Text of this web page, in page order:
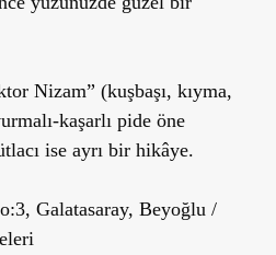
Nizam” (kuşbaşı, kıyma,
kaşarlı pide öne
ise ayrı bir hikâye.
Galatasaray, Beyoğlu /